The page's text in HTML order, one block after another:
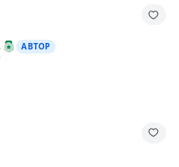
АВТОР